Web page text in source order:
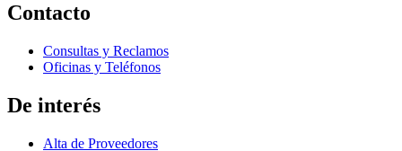
Contacto
Consultas y Reclamos
Oficinas y Teléfonos
De interés
Alta de Proveedores